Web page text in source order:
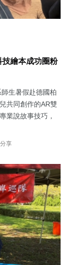
繪本成功圈粉
生暑假赴德國柏
共同創作的AR雙
業說故事技巧，
享